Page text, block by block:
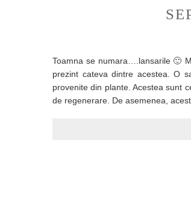
Toamna se numara….lansarile 🙂
prezint cateva dintre acestea. O
provenite din plante. Acestea sunt
de regenerare. De asemenea,